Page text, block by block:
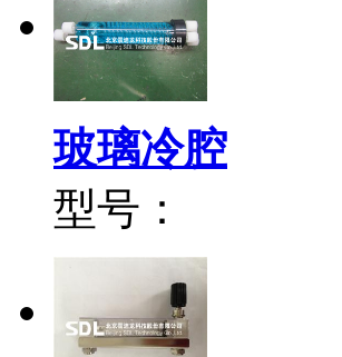
玻璃冷腔
型号：